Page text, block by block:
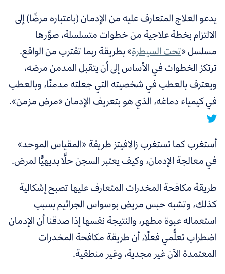
يدعو العلاج المتعارف عليه من الإدمان (باعتباره مرضًا) إلى
الالتزام بخطة علاجية من خطوات متسلسلة، صوَّرها
مسلسل «تحت السيطرة» بطريقة ربما تقترب من الواقع.
ترتكز الخطوات في الأساس إلى أن يتقبل المدمن مرضه،
ويعترف بالعطب في شخصيته التي جعلته مدمنًا، وبالعطب
في كيمياء دماغه، الذي هو بتعريف الإدمان «مرض مزمن».
أستغرب كما تستغرب زالافيتز طريقة «المقياس الموحد»
في معالجة الإدمان، وكيف يعتبر السجن حلًّا بديهيًّا لمرض.
طريقة مكافحة المخدرات المتعارف عليها تصبح إشكالية
كذلك، وتشبه حبس مريض بوسواس الجراثيم بسبب
استعماله عبوة مطهر، والنتيجة نفسها إذا صدقنا أن الإدمان
اضطراب تعلُّمي فعلًا، أن طريقة مكافحة المخدرات
المعتمدة الآن غير مجدية، وغير منطقية.